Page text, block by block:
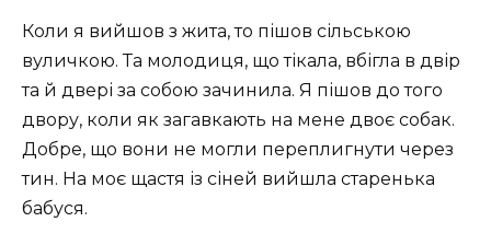
Коли я вийшов з жита, то пішов сільською
вуличкою. Та молодиця, що тікала, вбігла в двір
та й двері за собою зачинила. Я пішов до того
двору, коли як загавкають на мене двоє собак.
Добре, що вони не могли переплигнути через
тин. На моє щастя із сіней вийшла старенька
бабуся.